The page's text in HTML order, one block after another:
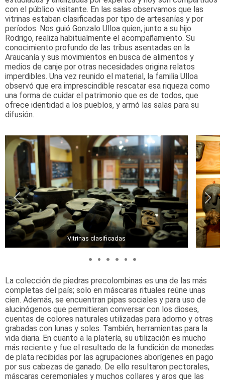
con el público visitante. En las salas observamos que las
vitrinas estaban clasificadas por tipo de artesanías y por
períodos. Nos guió Gonzalo Ulloa quien, junto a su hijo
Rodrigo, realiza habitualmente el acompañamiento. Su
conocimiento profundo de las tribus asentadas en la
Araucanía y sus movimientos en busca de alimentos y
medios de canje por otras necesidades origina relatos
imperdibles. Una vez reunido el material, la familia Ulloa
observó que era imprescindible rescatar esa riqueza como
una forma de cuidar el patrimonio que es de todos, que
ofrece identidad a los pueblos, y armó las salas para su
difusión.
Vitrinas clasificadas
La colección de piedras precolombinas es una de las más
completas del país; solo en máscaras rituales reúne unas
cien. Además, se encuentran pipas sociales y para uso de
alucinógenos que permitieran conversar con los dioses,
cuentas de colores naturales utilizadas para adorno y otras
grabadas con lunas y soles. También, herramientas para la
vida diaria. En cuanto a la platería, su utilización es mucho
más reciente y fue el resultado de la fundición de monedas
de plata recibidas por las agrupaciones aborígenes en pago
por sus cabezas de ganado. De ello resultaron pectorales,
máscaras ceremoniales y muchos collares y aros que las